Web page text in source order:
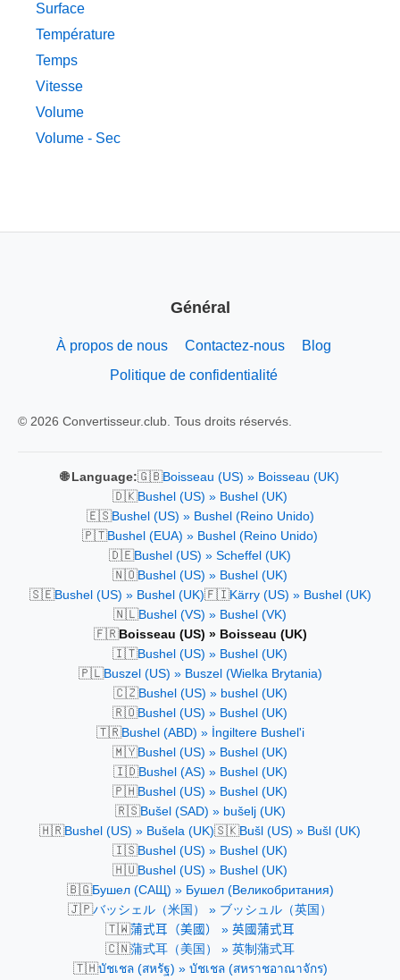
Surface
Température
Temps
Vitesse
Volume
Volume - Sec
Général
À propos de nous Contactez-nous
Blog
Politique de confidentialité
© 2026 Convertisseur.club. Tous droits réservés.
🌐 Language:🇬🇧Boisseau (US) » Boisseau (UK)
🇩🇰Bushel (US) » Bushel (UK)
🇪🇸Bushel (US) » Bushel (Reino Unido)
🇵🇹Bushel (EUA) » Bushel (Reino Unido)
🇩🇪Bushel (US) » Scheffel (UK)
🇳🇴Bushel (US) » Bushel (UK)
🇸🇪Bushel (US) » Bushel (UK)🇫🇮Kärry (US) » Bushel (UK)
🇳🇱Bushel (VS) » Bushel (VK)
🇫🇷Boisseau (US) » Boisseau (UK)
🇮🇹Bushel (US) » Bushel (UK)
🇵🇱Buszel (US) » Buszel (Wielka Brytania)
🇨🇿Bushel (US) » bushel (UK)
🇷🇴Bushel (US) » Bushel (UK)
🇹🇷Bushel (ABD) » İngiltere Bushel'i
🇲🇾Bushel (US) » Bushel (UK)
🇮🇩Bushel (AS) » Bushel (UK)
🇵🇭Bushel (US) » Bushel (UK)
🇷🇸Bušel (SAD) » bušelj (UK)
🇭🇷Bushel (US) » Bušela (UK)🇸🇰Bušl (US) » Bušl (UK)
🇮🇸Bushel (US) » Bushel (UK)
🇭🇺Bushel (US) » Bushel (UK)
🇧🇬Бушел (САЩ) » Бушел (Великобритания)
🇯🇵バッシェル（米国） » ブッシュル（英国）
🇹🇼蒲式耳（美國） » 英國蒲式耳
🇨🇳蒲式耳（美国） » 英制蒲式耳
🇹🇭บัชเชล (สหรัฐ) » บัชเชล (สหราชอาณาจักร)